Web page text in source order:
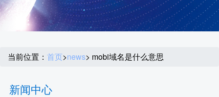
当前位置： 首页>news> mobi域名是什么意思
新闻中心